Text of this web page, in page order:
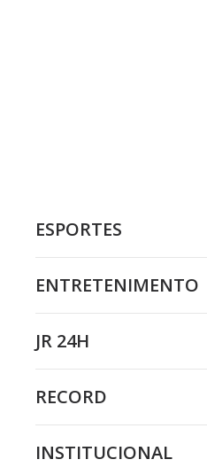
ESPORTES
ENTRETENIMENTO
JR 24H
RECORD
INSTITUCIONAL